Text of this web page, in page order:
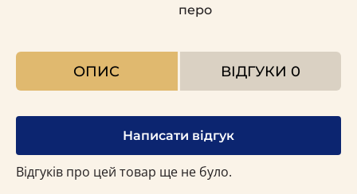
перо
ОПИС ВІДГУКИ 0
Написати відгук
Відгуків про цей товар ще не було.